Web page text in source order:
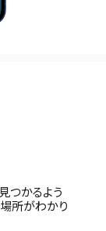
つかるよう
場所がわかり